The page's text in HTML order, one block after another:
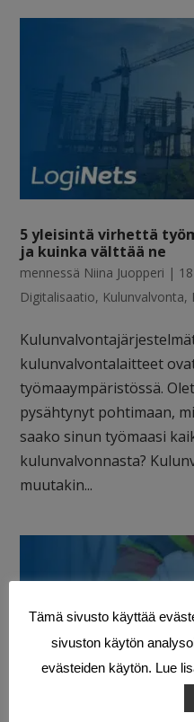
5 yleisintä virhettä
ja kuinka välttää ne
mennessä Niina Juopperi |
Digitalisaatio, Kulunvalvonta,
kulunvalvontalaitteet
työmaaympäristössä.
pysähtynyt pohtimaan,
saako sinun työmaasi
kulunvalvonnasta?
muutakin...
Tämä sivusto käyttää
sivuston käytön
evästeiden käytön. Lue